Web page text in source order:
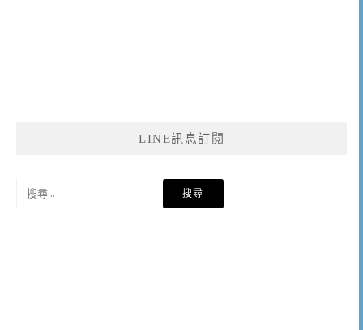
LINE訊息訂閱